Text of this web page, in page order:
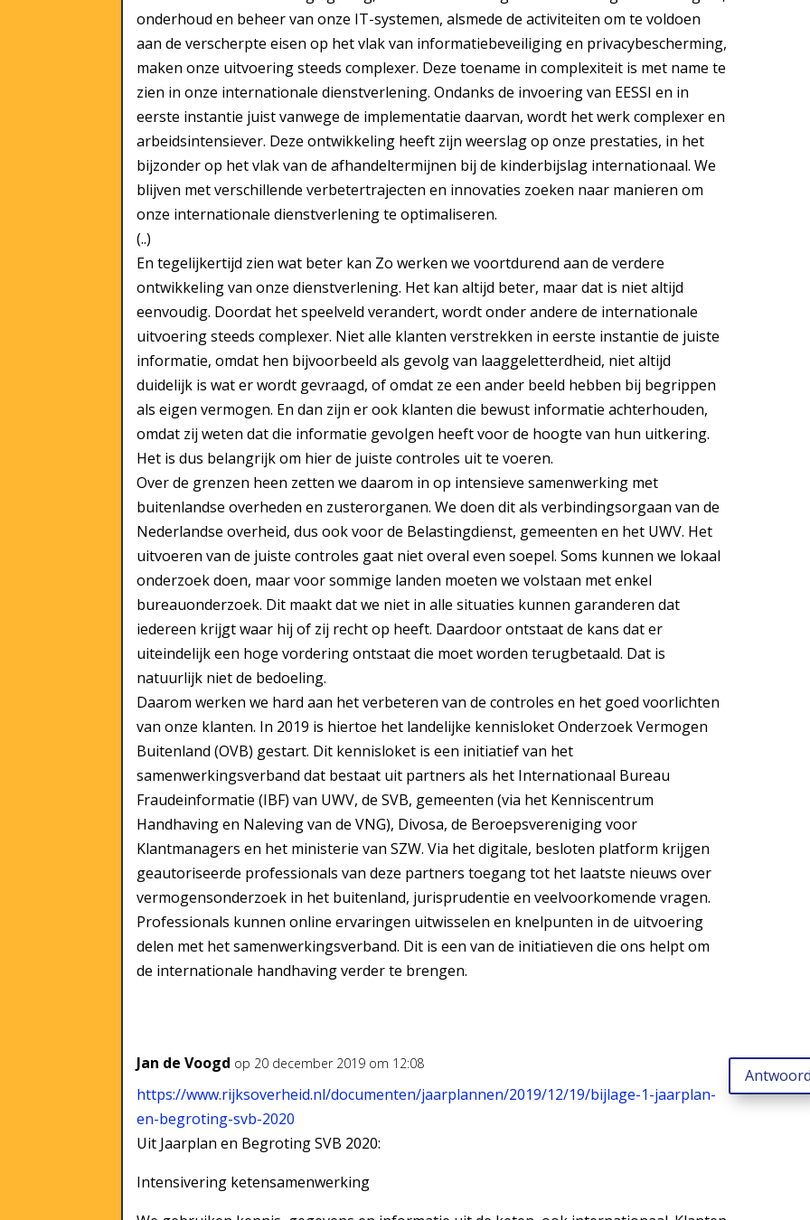
onderhoud en beheer van onze IT-systemen, alsmede de activiteiten om te voldoen
aan de verscherpte eisen op het vlak van informatiebeveiliging en privacybescherming,
maken onze uitvoering steeds complexer. Deze toename in complexiteit is met name te
zien in onze internationale dienstverlening. Ondanks de invoering van EESSI en in
eerste instantie juist vanwege de implementatie daarvan, wordt het werk complexer en
arbeidsintensiever. Deze ontwikkeling heeft zijn weerslag op onze prestaties, in het
bijzonder op het vlak van de afhandeltermijnen bij de kinderbijslag internationaal. We
blijven met verschillende verbetertrajecten en innovaties zoeken naar manieren om
onze internationale dienstverlening te optimaliseren.
(..)
En tegelijkertijd zien wat beter kan Zo werken we voortdurend aan de verdere
ontwikkeling van onze dienstverlening. Het kan altijd beter, maar dat is niet altijd
eenvoudig. Doordat het speelveld verandert, wordt onder andere de internationale
uitvoering steeds complexer. Niet alle klanten verstrekken in eerste instantie de juiste
informatie, omdat hen bijvoorbeeld als gevolg van laaggeletterdheid, niet altijd
duidelijk is wat er wordt gevraagd, of omdat ze een ander beeld hebben bij begrippen
als eigen vermogen. En dan zijn er ook klanten die bewust informatie achterhouden,
omdat zij weten dat die informatie gevolgen heeft voor de hoogte van hun uitkering.
Het is dus belangrijk om hier de juiste controles uit te voeren.
Over de grenzen heen zetten we daarom in op intensieve samenwerking met
buitenlandse overheden en zusterorganen. We doen dit als verbindingsorgaan van de
Nederlandse overheid, dus ook voor de Belastingdienst, gemeenten en het UWV. Het
uitvoeren van de juiste controles gaat niet overal even soepel. Soms kunnen we lokaal
onderzoek doen, maar voor sommige landen moeten we volstaan met enkel
bureauonderzoek. Dit maakt dat we niet in alle situaties kunnen garanderen dat
iedereen krijgt waar hij of zij recht op heeft. Daardoor ontstaat de kans dat er
uiteindelijk een hoge vordering ontstaat die moet worden terugbetaald. Dat is
natuurlijk niet de bedoeling.
Daarom werken we hard aan het verbeteren van de controles en het goed voorlichten
van onze klanten. In 2019 is hiertoe het landelijke kennisloket Onderzoek Vermogen
Buitenland (OVB) gestart. Dit kennisloket is een initiatief van het
samenwerkingsverband dat bestaat uit partners als het Internationaal Bureau
Fraudeinformatie (IBF) van UWV, de SVB, gemeenten (via het Kenniscentrum
Handhaving en Naleving van de VNG), Divosa, de Beroepsvereniging voor
Klantmanagers en het ministerie van SZW. Via het digitale, besloten platform krijgen
geautoriseerde professionals van deze partners toegang tot het laatste nieuws over
vermogensonderzoek in het buitenland, jurisprudentie en veelvoorkomende vragen.
Professionals kunnen online ervaringen uitwisselen en knelpunten in de uitvoering
delen met het samenwerkingsverband. Dit is een van de initiatieven die ons helpt om
de internationale handhaving verder te brengen.
Jan de Voogd op 20 december 2019 om 12:08
https://www.rijksoverheid.nl/documenten/jaarplannen/2019/12/19/bijlage-1-jaarplan-
en-begroting-svb-2020
Uit Jaarplan en Begroting SVB 2020:
Intensivering ketensamenwerking